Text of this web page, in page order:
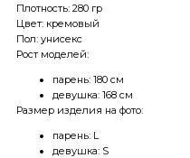
Плотность: 280 гр
Цвет: кремовый
Пол: унисекс
Рост моделей:
парень: 180 см
девушка: 168 см
Размер изделия на фото:
парень: L
девушка: S